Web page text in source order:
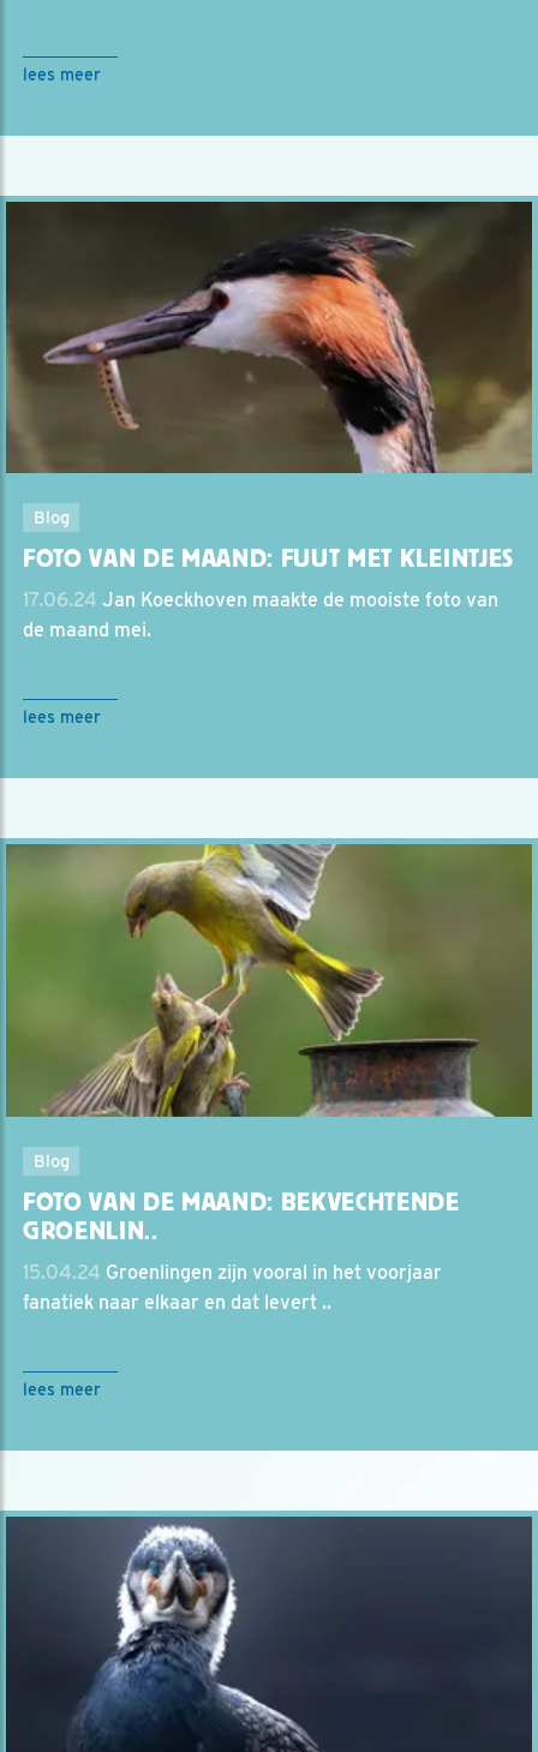
lees meer
Blog
FOTO VAN DE MAAND: FUUT MET KLEINTJES
17.06.24 Jan Koeckhoven maakte de mooiste foto van
de maand mei.
lees meer
Blog
FOTO VAN DE MAAND: BEKVECHTENDE
GROENLIN..
15.04.24 Groenlingen zijn vooral in het voorjaar
fanatiek naar elkaar en dat levert ..
lees meer